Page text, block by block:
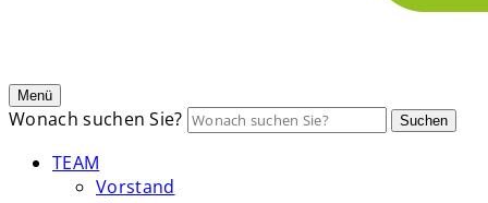
Menü
Wonach suchen Sie? Suchen
TEAM
Vorstand